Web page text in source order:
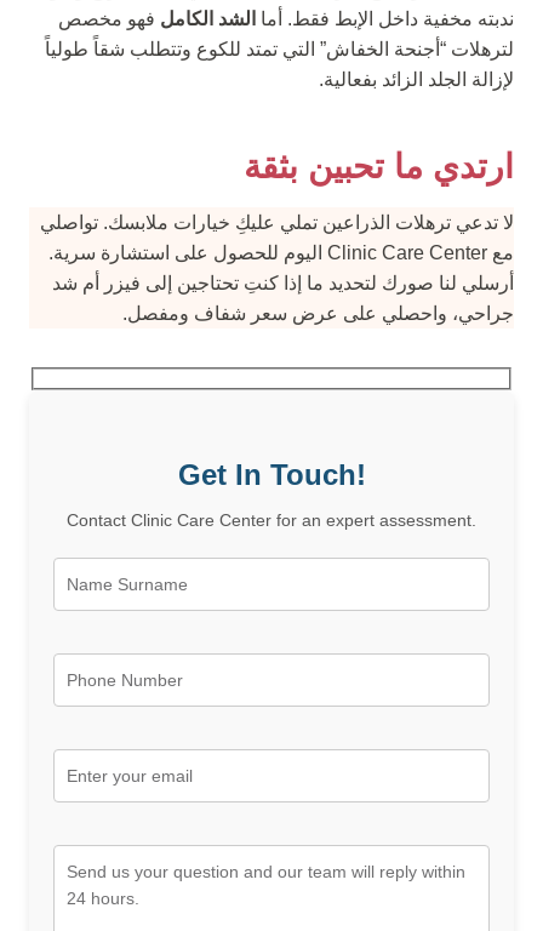
ندبته مخفية داخل الإبط فقط. أما الشد الكامل فهو مخصص
لترهلات “أجنحة الخفاش” التي تمتد للكوع وتتطلب شقاً طولياً
لإزالة الجلد الزائد بفعالية.
ارتدي ما تحبين بثقة
لا تدعي ترهلات الذراعين تملي عليكِ خيارات ملابسك. تواصلي
مع Clinic Care Center اليوم للحصول على استشارة سرية.
أرسلي لنا صورك لتحديد ما إذا كنتِ تحتاجين إلى فيزر أم شد
جراحي، واحصلي على عرض سعر شفاف ومفصل.
Get In Touch!
Contact Clinic Care Center for an expert assessment.